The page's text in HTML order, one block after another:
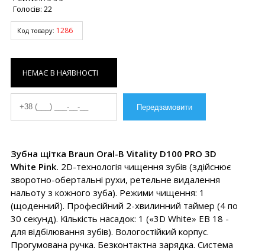
Голосів: 22
Код товару: 1286
НЕМАЄ В НАЯВНОСТІ
Зубна щітка Braun Oral-B Vitality D100 PRO 3D
White Pink. 2D-технологія чищення зубів (здійснює
зворотно-обертальні рухи, ретельне видалення
нальоту з кожного зуба). Режими чищення: 1
(щоденний). Професійний 2-хвилинний таймер (4 по
30 секунд). Кількість насадок: 1 («3D White» EB 18 -
для відбілювання зубів). Вологостійкий корпус.
Прогумована ручка. Безконтактна зарядка. Система